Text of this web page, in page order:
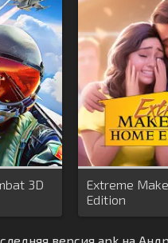
3D
Extreme
Edition